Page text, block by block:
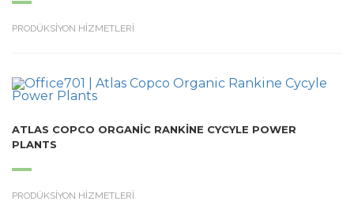
PRODÜKSİYON HİZMETLERİ
ATLAS COPCO ORGANIC RANKINE CYCYLE POWER
PLANTS
PRODÜKSİYON HİZMETLERİ